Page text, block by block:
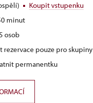
Koupit vstupenku
minut
osob
rezervace pouze pro skupiny
permanentku